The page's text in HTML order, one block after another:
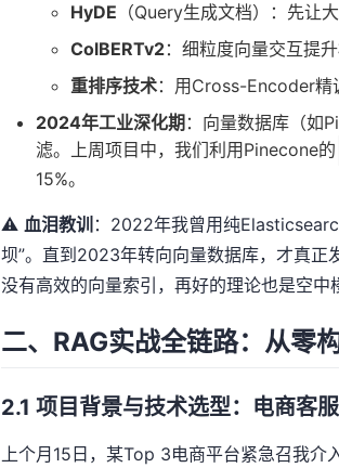
HyDE （Query生成文档）：先让
ColBERTv2：细粒度向量交互提
重排序技术：用Cross-Encoder精
2024年工业深化期 ：向量数据库（如
滤。上周项目中，我们利用Pinecone的
15%。
⚠️血泪教训 ：2022年我曾用纯
坝”。直到2023年转向向量数据库，才真正
没有高效的向量索引，再好的理论也是空中
二、RAG实战全链路：从零
2.1 项目背景与技术选型：电商客
上个月15日，某Top 3电商平台紧急召我